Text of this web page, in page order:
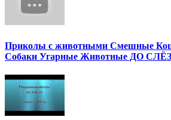
Приколы с животными Смешные
Собаки Угарные Животные ДО